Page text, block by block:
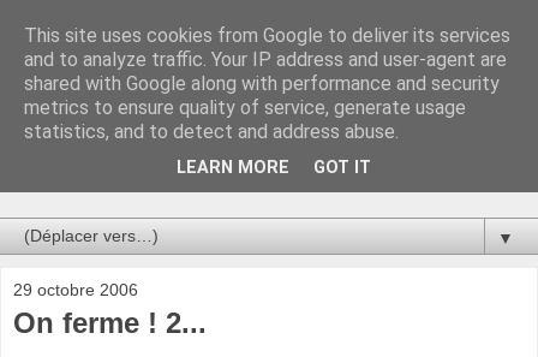
Au bistro !
La connerie étant le seul chemin susceptible de nous faire
entrevoir une parcelle de vérité, utilisons la par des moyens
de communication efficaces. Le temps qu'on remplisse nos
▼
29 octobre 2006
On ferme ! 2...
This site uses cookies from Google to deliver its services
and to analyze traffic. Your IP address and user-agent are
shared with Google along with performance and security
metrics to ensure quality of service, generate usage
statistics, and to detect and address abuse.
LEARN MORE GOT IT